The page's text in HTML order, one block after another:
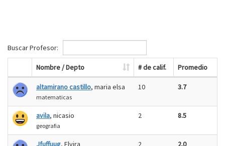
Buscar Profesor:
Nombre / Depto # de calif. Promedio
altamirano castillo, maria elsa
matematicas
10 3.7
avila, nicasio
geografia
2 8.5
Jfuffuug, Elvira 2 2.0